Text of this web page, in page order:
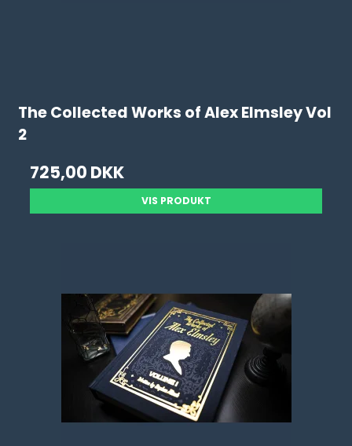
The Collected Works of Alex Elmsley Vol
2
725,00 DKK
VIS PRODUKT